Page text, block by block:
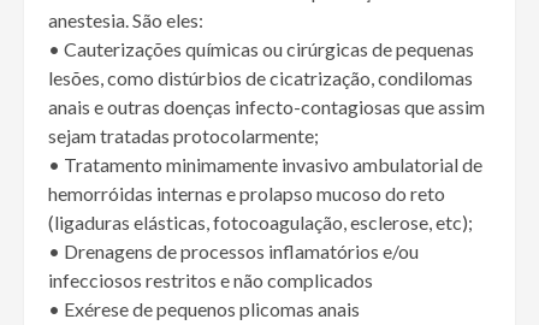
anestesia. São eles:
• Cauterizações químicas ou cirúrgicas de pequenas
lesões, como distúrbios de cicatrização, condilomas
anais e outras doenças infecto-contagiosas que assim
sejam tratadas protocolarmente;
• Tratamento minimamente invasivo ambulatorial de
hemorróidas internas e prolapso mucoso do reto
(ligaduras elásticas, fotocoagulação, esclerose, etc);
• Drenagens de processos inflamatórios e/ou
infecciosos restritos e não complicados
• Exérese de pequenos plicomas anais